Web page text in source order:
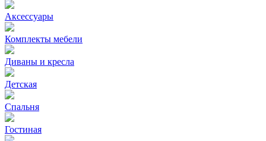
Аксессуары
Комплекты мебели
Диваны и кресла
Детская
Спальня
Гостиная